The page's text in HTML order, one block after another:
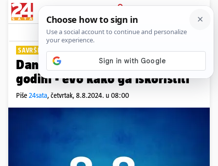
PRIJAVA
Lifestyle Komentari
SAVRŠENA SIMETRIJA
Danas je 8. 8., najsretniji dan u
godini - evo kako ga iskoristiti
Piše24sata, četvrtak, 8.8.2024. u 08:00